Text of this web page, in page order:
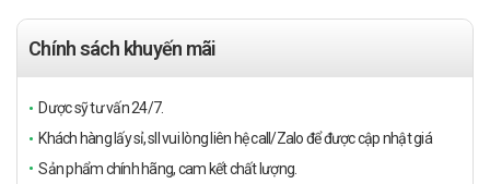
Chính sách khuyến mãi
Dược sỹ tư vấn 24/7.
Khách hàng lấy sỉ, sll vui lòng liên hệ call/Zalo để được cập nhật giá
Sản phẩm chính hãng, cam kết chất lượng.